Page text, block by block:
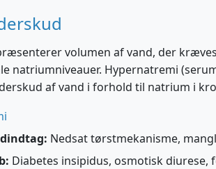
volumen af vand, der
natriumniveauer. Hypernatremi
af vand i forhold til natrium i
Nedsat tørstmekanisme,
Diabetes insipidus, osmotisk diurese,